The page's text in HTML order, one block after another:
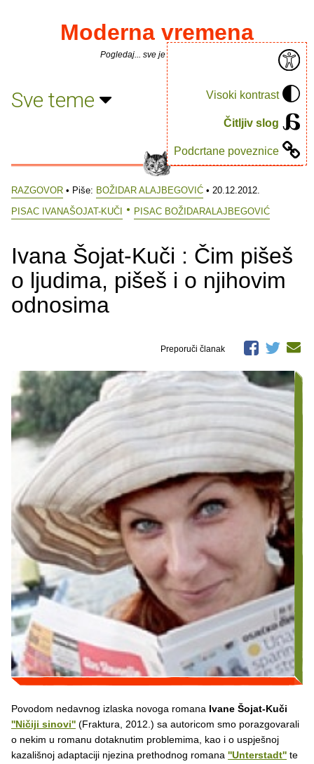
Visoki kontrast
Čitljiv slog
Podcrtane poveznice
Moderna vremena
Pogledaj... sve je puno knjiga.
Sve teme
RAZGOVOR • Piše: BOŽIDAR ALAJBEGOVIĆ • 20.12.2012.
PISAC IVANAŠOJAT-KUČI
PISAC BOŽIDARALAJBEGOVIĆ
Ivana Šojat-Kuči : Čim pišeš
o ljudima, pišeš i o njihovim
odnosima
Preporuči članak
Povodom nedavnog izlaska novoga romana Ivane Šojat-Kuči
''Ničiji sinovi'' (Fraktura, 2012.) sa autoricom smo porazgovarali
o nekim u romanu dotaknutim problemima, kao i o uspješnoj
kazališnoj adaptaciji njezina prethodnog romana ''Unterstadt'' te